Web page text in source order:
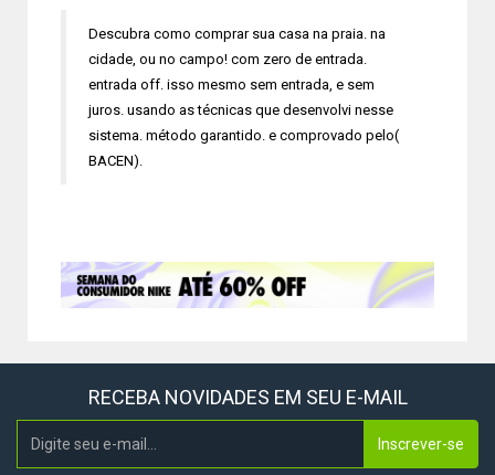
Descubra como comprar sua casa na praia. na
cidade, ou no campo! com zero de entrada.
entrada off. isso mesmo sem entrada, e sem
juros. usando as técnicas que desenvolvi nesse
sistema. método garantido. e comprovado pelo(
BACEN).
RECEBA NOVIDADES EM SEU E-MAIL
Inscrever-se